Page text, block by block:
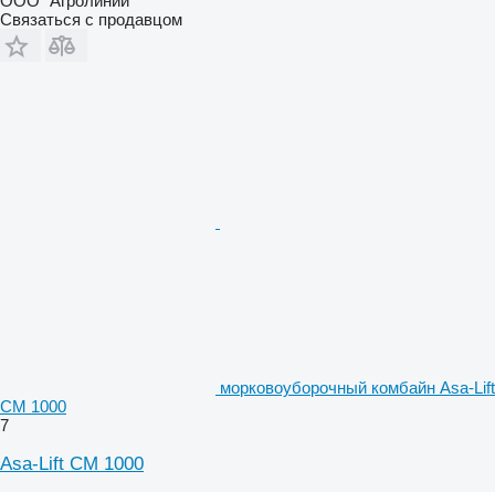
Связаться с продавцом
морковоуборочный комбайн Asa-Lift
CM 1000
7
Asa-Lift CM 1000